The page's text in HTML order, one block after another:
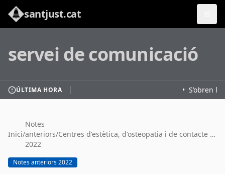
santjust.cat
servei de comunicació
ÚLTIMA HORA S’obren
Inici/
Notes
anteriors
2022
/ Centres d'estètica, d'osteopatia i de contacte estret obren les seves portes a #SantJust després del tancament per normativa Covid-19
Notes anteriors 2022